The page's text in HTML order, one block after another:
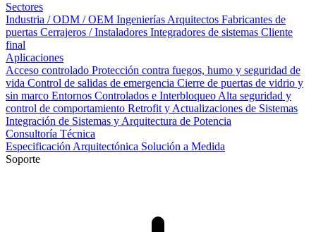
Sectores
Industria / ODM / OEM Ingenierías Arquitectos Fabricantes de
puertas Cerrajeros / Instaladores Integradores de sistemas Cliente
final
Aplicaciones
Acceso controlado Protección contra fuegos, humo y seguridad de
vida Control de salidas de emergencia Cierre de puertas de vidrio y
sin marco Entornos Controlados e Interbloqueo Alta seguridad y
control de comportamiento Retrofit y Actualizaciones de Sistemas
Integración de Sistemas y Arquitectura de Potencia
Consultoría Técnica
Especificación Arquitectónica Solución a Medida
Soporte